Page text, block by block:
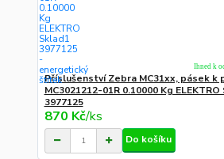
Příslušenství Zebra MC31xx, pásek k
MC3021212-01R 0.10000 Kg
3977125
870 Kč/ks
Ihned k
Do košíku